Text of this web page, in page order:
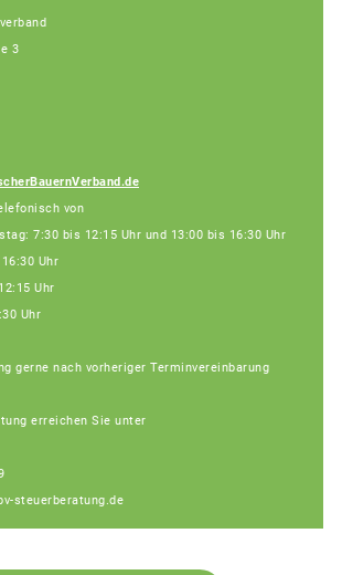
3
von
7:30 bis 12:15 Uhr und 13:00 bis 16:30 Uhr
Uhr
Uhr
Uhr
gerne nach vorheriger Terminvereinbarung
erreichen Sie unter
steuerberatung.de